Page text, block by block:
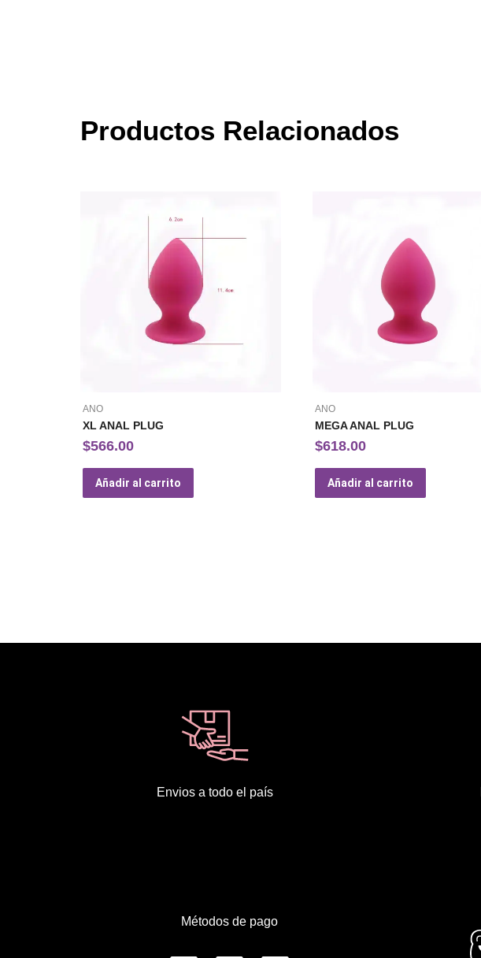
Productos Relacionados
ANO
XL ANAL PLUG
$566.00
Añadir al carrito
ANO
MEGA ANAL PLUG
$618.00
Añadir al carrito
Envios a todo el país
Métodos de pago